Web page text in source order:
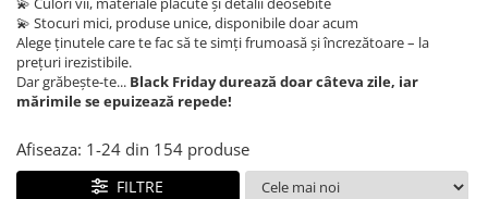
Fuste
Sacouri
Vesta
💫 Stocuri mici, produse unice, disponibile doar acum
Alege ținutele care te fac să te simți frumoasă și încrezătoare – la
prețuri irezistibile.
Dar grăbește-te... Black Friday durează doar câteva zile, iar
mărimile se epuizează repede!
Afiseaza: 1-24 din 154 produse
FILTRE